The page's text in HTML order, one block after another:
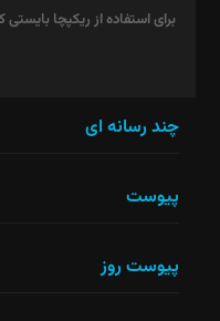
نباید
چند رسانه ای
پیوست
پیوست روز